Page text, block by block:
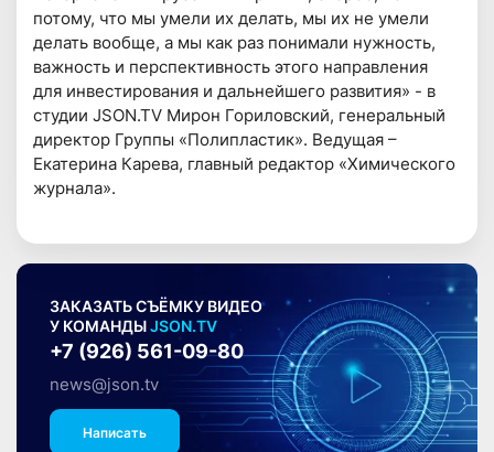
потому, что мы умели их делать, мы их не умели
делать вообще, а мы как раз понимали нужность,
важность и перспективность этого направления
для инвестирования и дальнейшего развития» - в
студии JSON.TV Мирон Гориловский, генеральный
директор Группы «Полипластик». Ведущая –
Екатерина Карева, главный редактор «Химического
журнала».
ЗАКАЗАТЬ СЪЁМКУ ВИДЕО
У КОМАНДЫJSON.TV
+7 (926) 561-09-80
news@json.tv
Написать